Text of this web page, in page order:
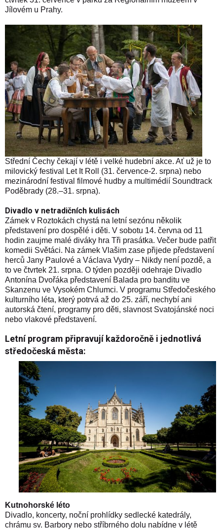
Jílovém u Prahy.
Střední Čechy čekají v létě i velké hudební akce. Ať už je to
milovický festival Let It Roll (31. července-2. srpna) nebo
mezinárodní festival filmové hudby a multimédií Soundtrack
Poděbrady (28.–31. srpna).
Divadlo v netradičních kulisách
Zámek v Roztokách chystá na letní sezónu několik
představení pro dospělé i děti. V sobotu 14. června od 11
hodin zaujme malé diváky hra Tři prasátka. Večer bude patřit
komedii Světáci. Na zámek Vlašim zase přijede představení
herců Jany Paulové a Václava Vydry – Nikdy není pozdě, a
to ve čtvrtek 21. srpna. O týden později odehraje Divadlo
Antonína Dvořáka představení Balada pro banditu ve
Skanzenu ve Vysokém Chlumci. V programu Středočeského
kulturního léta, který potrvá až do 25. září, nechybí ani
autorská čtení, programy pro děti, slavnost Svatojánské noci
nebo vlakové představení.
Letní program připravují každoročně i jednotlivá
středočeská města:
Kutnohorské léto
Divadlo, koncerty, noční prohlídky sedlecké katedrály,
chrámu sv. Barbory nebo stříbrného dolu nabídne v létě